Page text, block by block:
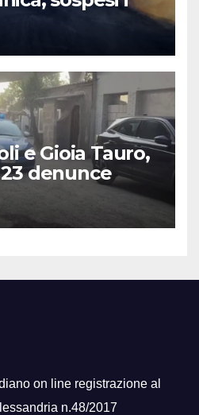
Catania
e Gioia Tauro,
denunce
on line registrazione al
n.48/2017